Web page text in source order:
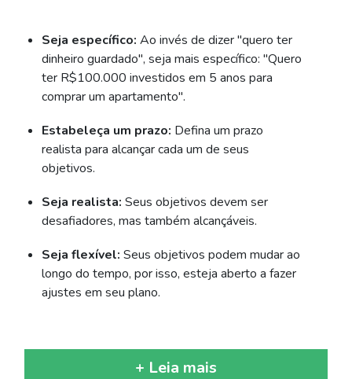
Seja específico: Ao invés de dizer "quero ter
dinheiro guardado", seja mais específico: "Quero
ter R$100.000 investidos em 5 anos para
comprar um apartamento".
Estabeleça um prazo: Defina um prazo
realista para alcançar cada um de seus
objetivos.
Seja realista: Seus objetivos devem ser
desafiadores, mas também alcançáveis.
Seja flexível: Seus objetivos podem mudar ao
longo do tempo, por isso, esteja aberto a fazer
ajustes em seu plano.
+ Leia mais